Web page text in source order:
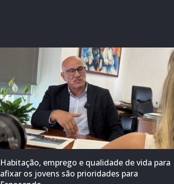
Habitação, emprego e qualidade de vida para
afixar os jovens são prioridades para